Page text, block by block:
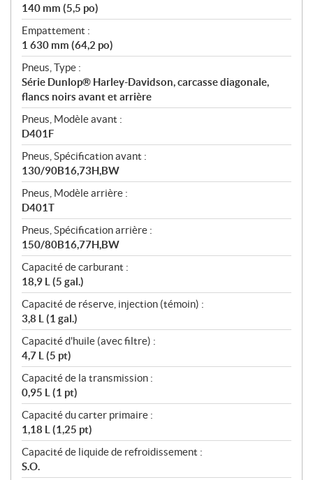
140 mm (5,5 po)
Empattement :
1 630 mm (64,2 po)
Pneus, Type :
Série Dunlop® Harley-Davidson, carcasse diagonale,
flancs noirs avant et arrière
Pneus, Modèle avant :
D401F
Pneus, Spécification avant :
130/90B16,73H,BW
Pneus, Modèle arrière :
D401T
Pneus, Spécification arrière :
150/80B16,77H,BW
Capacité de carburant :
18,9 L (5 gal.)
Capacité de réserve, injection (témoin) :
3,8 L (1 gal.)
Capacité d'huile (avec filtre) :
4,7 L (5 pt)
Capacité de la transmission :
0,95 L (1 pt)
Capacité du carter primaire :
1,18 L (1,25 pt)
Capacité de liquide de refroidissement :
S.O.